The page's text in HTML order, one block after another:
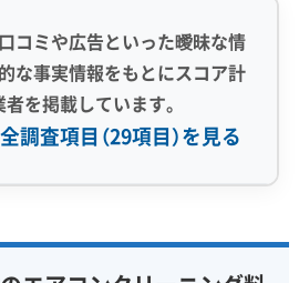
コミや広告といった曖昧な情
な事実情報をもとにスコア計
を掲載しています。
調査項目（29項目）を見る
ーニング
実績10年以上